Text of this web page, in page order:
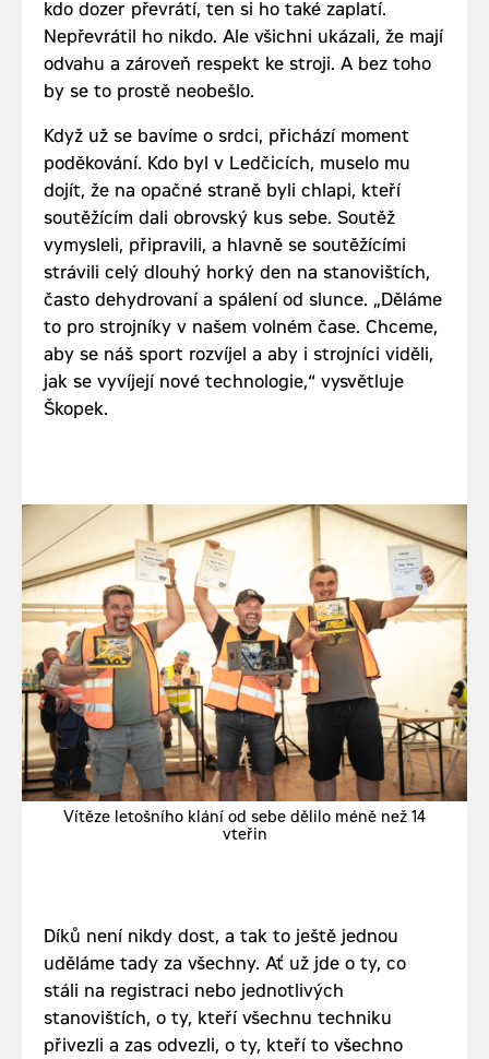
kdo dozer převrátí, ten si ho také zaplatí.
Nepřevrátil ho nikdo. Ale všichni ukázali, že mají
odvahu a zároveň respekt ke stroji. A bez toho
by se to prostě neobešlo.
Když už se bavíme o srdci, přichází moment
poděkování. Kdo byl v Ledčicích, muselo mu
dojít, že na opačné straně byli chlapi, kteří
soutěžícím dali obrovský kus sebe. Soutěž
vymysleli, připravili, a hlavně se soutěžícími
strávili celý dlouhý horký den na stanovištích,
často dehydrovaní a spálení od slunce. „Děláme
to pro strojníky v našem volném čase. Chceme,
aby se náš sport rozvíjel a aby i strojníci viděli,
jak se vyvíjejí nové technologie,“ vysvětluje
Škopek.
Vítěze letošního klání od sebe dělilo méně než 14
vteřin
Díků není nikdy dost, a tak to ještě jednou
uděláme tady za všechny. Ať už jde o ty, co
stáli na registraci nebo jednotlivých
stanovištích, o ty, kteří všechnu techniku
přivezli a zas odvezli, o ty, kteří to všechno